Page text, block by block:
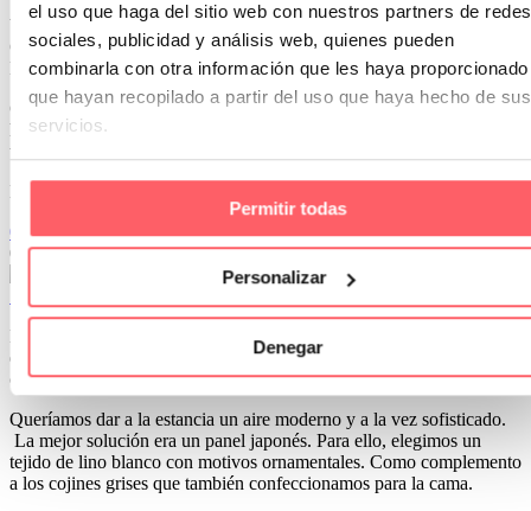
el uso que haga del sitio web con nuestros partners de redes
sociales, publicidad y análisis web, quienes pueden
combinarla con otra información que les haya proporcionado
que hayan recopilado a partir del uso que haya hecho de sus
servicios.
Permitir todas
Personalizar
Denegar
Ya tenemos disponible la nueva colección de temporada de la firma
Clara Vidal. Boutis, colchas, sábanas, fundas nórdicas, cojines….
La entrada del buen tiempo invita a la renovación.
Colores tendencia son el verde aguamarina, coral, rosa palo, verde
hoja, amarillo y mostaza. Combinados con blancos, crudos y
tostados.
En cuanto a los estampados tenemos dos opciones.
0
0
05 Feb 2019
En algunas habitaciones o comedores, podemos encontrar salientes
en techos y paredes que dificultan las instalaciones. Es el caso del
cliente, cuya foto os mostramos.
Queríamos dar a la estancia un aire moderno y a la vez sofisticado.
La mejor solución era un panel japonés. Para ello, elegimos un
tejido de lino blanco con motivos ornamentales. Como complemento
a los cojines grises que también confeccionamos para la cama.